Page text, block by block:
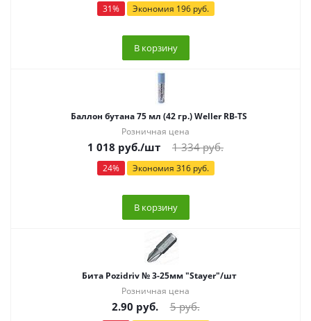
31% Экономия 196руб.
В корзину
Баллон бутана 75 мл (42 гр.) Weller RB-TS
Розничная цена
1 018 руб./шт 1 334руб.
24% Экономия 316руб.
В корзину
Бита Pozidriv № 3-25мм "Stayer"/шт
Розничная цена
2.90 руб. 5руб.